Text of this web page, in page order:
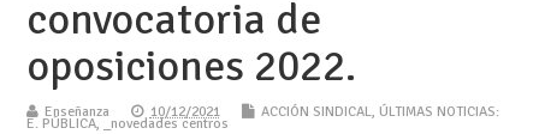
convocatoria de
oposiciones 2022.
Enseñanza 10/12/2021 ACCIÓN SINDICAL, ÚLTIMAS NOTICIAS:
E. PÚBLICA, _novedades centros